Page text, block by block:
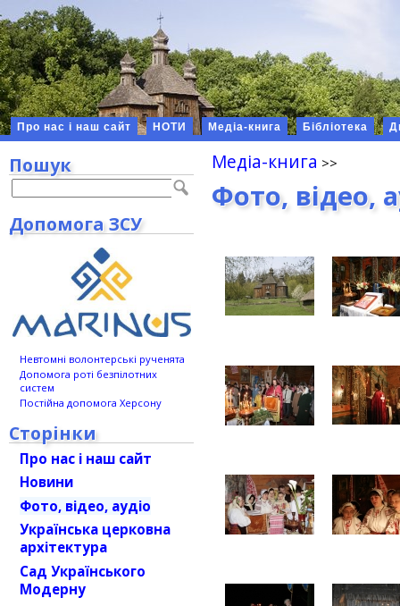
Про нас і наш сайт НОТИ Медіа-книга Бібліотека
Медіа-книга
Фото, відео,
Пошук
Допомога ЗСУ
Невтомні волонтерські рученята
Допомога роті безпілотних
систем
Постійна допомога Херсону
Сторінки
Про нас і наш сайт
Новини
Фото, відео, аудіо
Українська церковна
архітектура
Сад Українського
Модерну